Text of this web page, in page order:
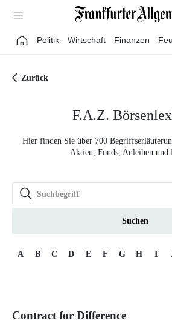
Direkt zum Hauptinhalt
Politik Wirtschaft Finanzen
Zurück
F.A.Z.
Hier finden Sie über 700
Aktien, Fonds, Anleihen und
Suchen
A B C D E F G H I
Contract for Difference